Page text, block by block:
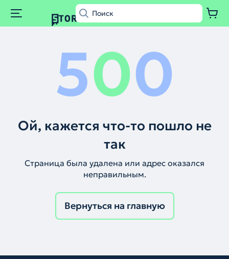
500
Ой, кажется что-то пошло не
так
Страница была удалена или адрес оказался
неправильным.
Вернуться на главную